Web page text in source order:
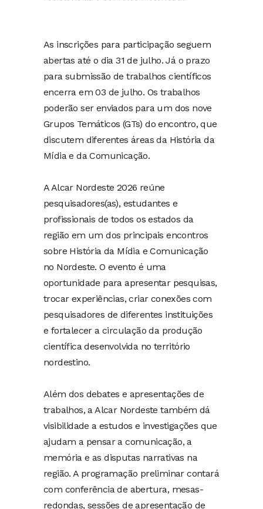
As inscrições para participação seguem
abertas até o dia 31 de julho. Já o prazo
para submissão de trabalhos científicos
encerra em 03 de julho. Os trabalhos
poderão ser enviados para um dos nove
Grupos Temáticos (GTs) do encontro, que
discutem diferentes áreas da História da
Mídia e da Comunicação.
A Alcar Nordeste 2026 reúne
pesquisadores(as), estudantes e
profissionais de todos os estados da
região em um dos principais encontros
sobre História da Mídia e Comunicação
no Nordeste. O evento é uma
oportunidade para apresentar pesquisas,
trocar experiências, criar conexões com
pesquisadores de diferentes instituições
e fortalecer a circulação da produção
científica desenvolvida no território
nordestino.
Além dos debates e apresentações de
trabalhos, a Alcar Nordeste também dá
visibilidade a estudos e investigações que
ajudam a pensar a comunicação, a
memória e as disputas narrativas na
região. A programação preliminar contará
com conferência de abertura, mesas-
redondas, sessões de apresentação de